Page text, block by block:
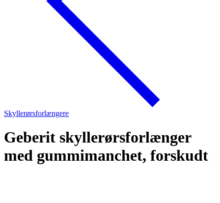
Skyllerørsforlængere
Geberit skyllerørsforlænger
med gummimanchet, forskudt